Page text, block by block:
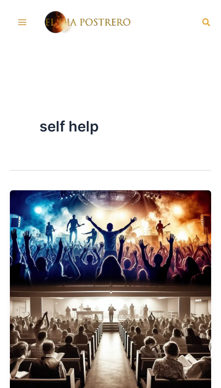
self help